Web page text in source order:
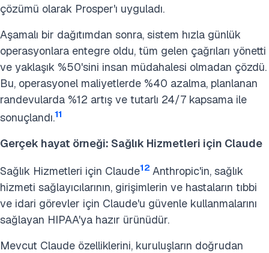
çözümü olarak Prosper'ı uyguladı.
Aşamalı bir dağıtımdan sonra, sistem hızla günlük
operasyonlara entegre oldu, tüm gelen çağrıları yönetti
ve yaklaşık %50'sini insan müdahalesi olmadan çözdü.
Bu, operasyonel maliyetlerde %40 azalma, planlanan
randevularda %12 artış ve tutarlı 24/7 kapsama ile
sonuçlandı.11
Gerçek hayat örneği: Sağlık Hizmetleri için Claude
Sağlık Hizmetleri için Claude12 Anthropic'in, sağlık
hizmeti sağlayıcılarının, girişimlerin ve hastaların tıbbi
ve idari görevler için Claude'u güvenle kullanmalarını
sağlayan HIPAA'ya hazır ürünüdür.
Mevcut Claude özelliklerini, kuruluşların doğrudan